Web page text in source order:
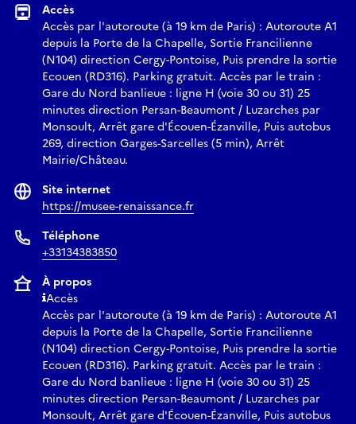
Accès
Accès par l'autoroute (à 19 km de Paris) : Autoroute A1
depuis la Porte de la Chapelle, Sortie Francilienne
(N104) direction Cergy-Pontoise, Puis prendre la sortie
Ecouen (RD316). Parking gratuit. Accès par le train :
Gare du Nord banlieue : ligne H (voie 30 ou 31) 25
minutes direction Persan-Beaumont / Luzarches par
Monsoult, Arrêt gare d'Écouen-Ézanville, Puis autobus
269, direction Garges-Sarcelles (5 min), Arrêt
Mairie/Château.
Site internet
https://musee-renaissance.fr
Téléphone
+33134383850
À propos
Accès
Accès par l'autoroute (à 19 km de Paris) : Autoroute A1
depuis la Porte de la Chapelle, Sortie Francilienne
(N104) direction Cergy-Pontoise, Puis prendre la sortie
Ecouen (RD316). Parking gratuit. Accès par le train :
Gare du Nord banlieue : ligne H (voie 30 ou 31) 25
minutes direction Persan-Beaumont / Luzarches par
Monsoult, Arrêt gare d'Écouen-Ézanville, Puis autobus